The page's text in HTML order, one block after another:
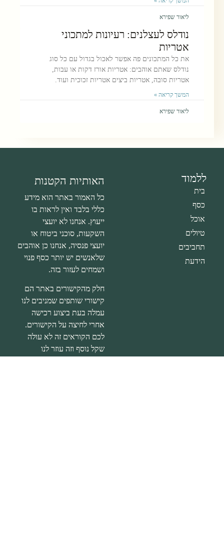
ליאור שפירא
נודלס לעצלנים: רעיונות למתכוני
אטריות
את כל המתכונים פה אפשר לאכול בגדול עם כל סוג
נודלס שאתם אוהבים: אטריות אורז דקות או עבות,
אטריות סובה, אטריות ביצים אטריות זכוכית ועוד.
המשך קריאה »
ליאור שפירא
ללמוד
בית
כסף
אוכל
טיולים
תחביבים
הידעת
האותיות הקטנות
כל האמור באתר הוא מידע
כללי בלבד ואין לראות בו
ייעוץ. אנחנו לא יועצי
השקעות, סוכני ביטוח או
יועצי פנסיה, אנחנו כן אוהבים
שלאנשים יש יותר כסף פנוי
ושמחים לעזור בזה.
חלק מהקישורים באתר הם
קישורי שותפים שמניבים לנו
עמלה בעת ביצוע רכישה
אחרי לחיצה על הקישורים.
לכם הקוראים זה לא עולה
שקל נוסף וזה עוזר לנו